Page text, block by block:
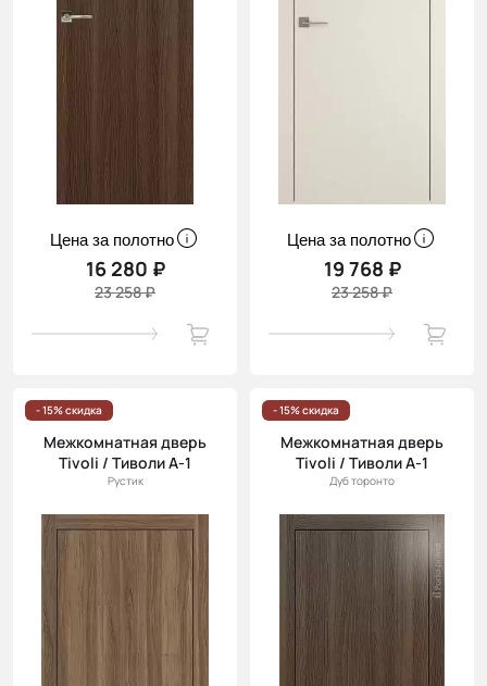
Цена за полотно
16 280 ₽
23 258 ₽
Цена за полотно
19 768 ₽
23 258 ₽
- 15% скидка
Межкомнатная дверь
Tivoli / Тиволи А-1
Рустик
- 15% скидка
Межкомнатная дверь
Tivoli / Тиволи А-1
Дуб торонто